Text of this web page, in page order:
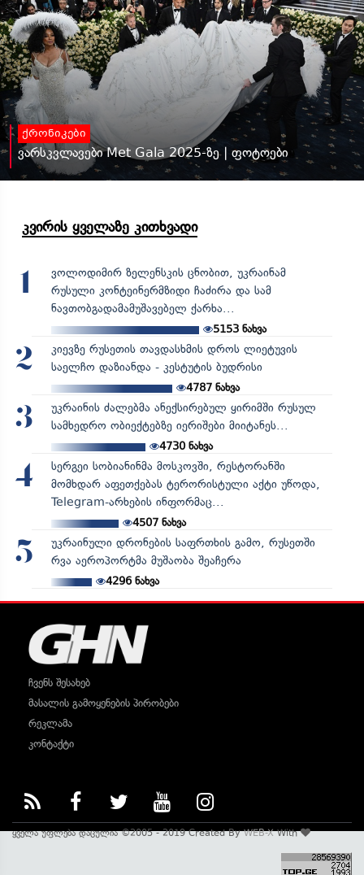
ქრონიკები
ვარსკვლავები Met Gala 2025-ზე | ფოტოები
კვირის ყველაზე კითხვადი
1
ვოლოდიმირ ზელენსკის ცნობით, უკრაინამ
რუსული კონტეინერმზიდი ჩაძირა და სამ
ნავთობგადამამუშავებელ ქარხა...
5153 ნახვა
2
კიევზე რუსეთის თავდასხმის დროს ლიეტუვის
საელჩო დაზიანდა - კესტუტის ბუდრისი
4787ნახვა
3
უკრაინის ძალებმა ანექსირებულ ყირიმში რუსულ
სამხედრო ობიექტებზე იერიშები მიიტანეს...
4730ნახვა
4
სერგეი სობიანინმა მოსკოვში, რესტორანში
მომხდარ აფეთქებას ტერორისტული აქტი უწოდა,
Telegram-არხების ინფორმაც...
4507ნახვა
5
უკრაინული დრონების საფრთხის გამო, რუსეთში
რვა აეროპორტმა მუშაობა შეაჩერა
4296ნახვა
ჩვენს შესახებ
მასალის გამოყენების პირობები
რეკლამა
კონტაქტი
ყველა უფლება დაცულია ©2005 - 2019 Created ByWEB-XWith